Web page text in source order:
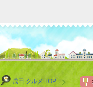
成田 グルメ TOP